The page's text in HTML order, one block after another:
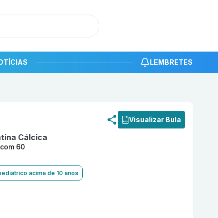
LEMBRETES
Visualizar Bula
Cálcica
60
acima de 10 anos